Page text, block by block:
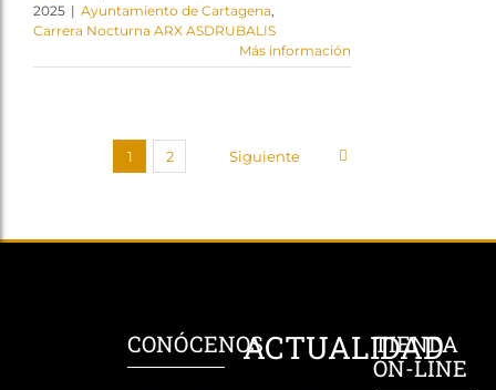
2025 | Ayuntamiento de Cartagena
Carrera Nocturna ARX ASDRUBALIS
Más información
1 2 Siguiente
CONÓCENOSACTUALIDAD
TIENDA
ON-LINE